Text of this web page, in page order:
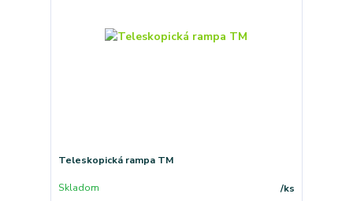
Teleskopická rampa TM
/ks
Skladom